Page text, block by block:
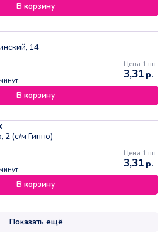
В корзину
14
Цена 1 шт.
3,31 р.
В корзину
2 (с/м Гиппо)
Цена 1 шт.
3,31 р.
В корзину
Показать ещё